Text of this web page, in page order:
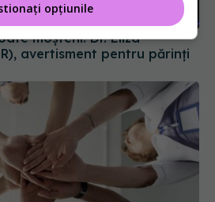
moșteni. Dr. Eliza
avertisment pentru părinți
opțiunile